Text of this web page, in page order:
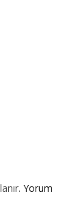
Yorum